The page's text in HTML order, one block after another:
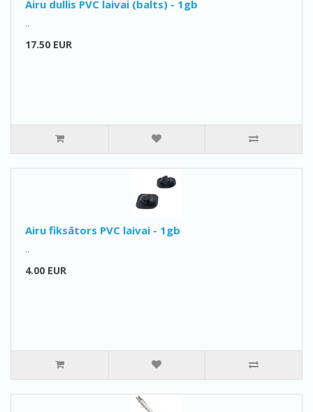
Airu dullis PVC laivai (balts) - 1gb
..
17.50 EUR
Airu fiksātors PVC laivai - 1gb
..
4.00 EUR